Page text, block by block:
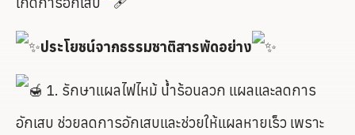
ประโยชน์จากธรรมชาติสารพัดอย่าง
1. รักษาแผลไฟไหม้ น้ำร้อนลวก แผลและลดการ
อักเสบ ช่วยลดการอักเสบและช่วยให้แผลหายเร็ว เพราะ